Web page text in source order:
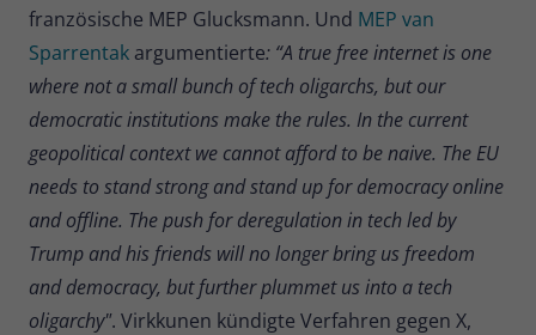
französische MEP Glucksmann. Und MEP van
Sparrentak argumentierte: “A true free internet is one
where not a small bunch of tech oligarchs, but our
democratic institutions make the rules. In the current
geopolitical context we cannot afford to be naive. The EU
needs to stand strong and stand up for democracy online
and offline. The push for deregulation in tech led by
Trump and his friends will no longer bring us freedom
and democracy, but further plummet us into a tech
oligarchy". Virkkunen kündigte Verfahren gegen X,